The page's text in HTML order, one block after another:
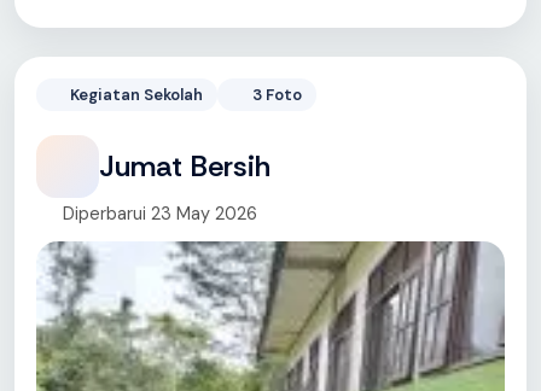
Kegiatan Sekolah 3 Foto
Jumat Bersih
Diperbarui 23 May 2026